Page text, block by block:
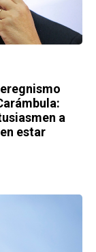
a
estar